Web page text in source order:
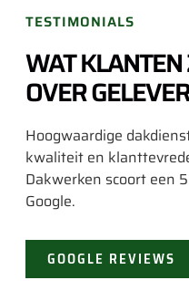
TESTIMONIALS
WAT KLANTEN
OVER
Hoogwaardige
kwaliteit en
Dakwerken scoort een
Google.
GOOGLE REVIEWS